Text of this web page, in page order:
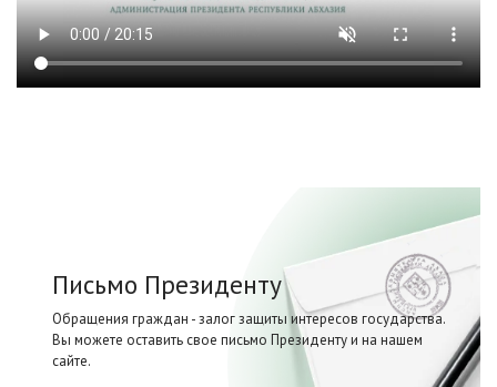
Письмо Президенту
Обращения граждан - залог защиты интересов государства.
Вы можете оставить свое письмо Президенту и на нашем
сайте.